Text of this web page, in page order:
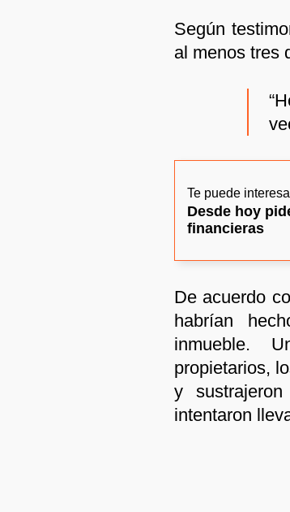
Según
al menos tres
Te puede
Desde hoy
financieras
De acuerdo
habrían
inmueble.
propietarios,
y
intentaron